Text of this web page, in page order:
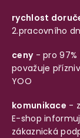
rychlost
2.pracovního
ceny- pro 97%
považuje
YOO
komunikace -
E-shop
zákaznická